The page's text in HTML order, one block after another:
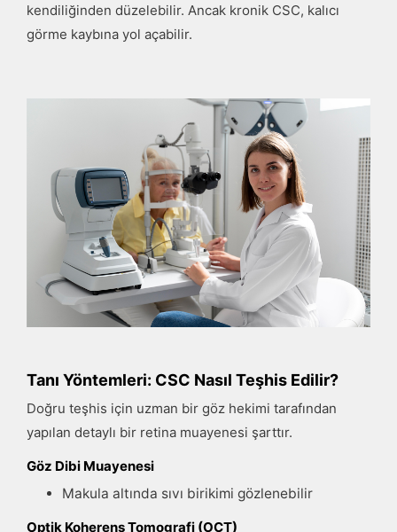
kendiliğinden düzelebilir. Ancak kronik CSC, kalıcı
görme kaybına yol açabilir.
Tanı Yöntemleri: CSC Nasıl Teşhis Edilir?
Doğru teşhis için uzman bir göz hekimi tarafından
yapılan detaylı bir retina muayenesi şarttır.
Göz Dibi Muayenesi
Makula altında sıvı birikimi gözlenebilir
Optik Koherens Tomografi (OCT)